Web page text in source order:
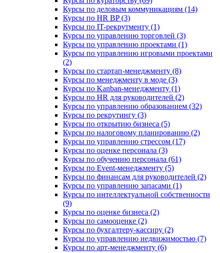
Курсы по деловым коммуникациям (14)
Курсы по HR BP (3)
Курсы по IT-рекрутменту (1)
Курсы по управлению торговлей (3)
Курсы по управлению проектами (1)
Курсы по управлению игровыми проектами
(2)
Курсы по стартап-менеджменту (8)
Курсы по менеджменту в моде (3)
Курсы по Kanban-менеджменту (1)
Курсы по HR для руководителей (2)
Курсы по управлению образованием (32)
Курсы по рекрутингу (3)
Курсы по открытию бизнеса (5)
Курсы по налоговому планированию (2)
Курсы по управлению стрессом (17)
Курсы по оценке персонала (3)
Курсы по обучению персонала (61)
Курсы по Event-менеджменту (5)
Курсы по финансам для руководителей (2)
Курсы по управлению запасами (1)
Курсы по интеллектуальной собственности
(9)
Курсы по оценке бизнеса (2)
Курсы по самооценке (2)
Курсы по бухгалтеру-кассиру (2)
Курсы по управлению недвижимостью (7)
Курсы по арт-менеджменту (6)